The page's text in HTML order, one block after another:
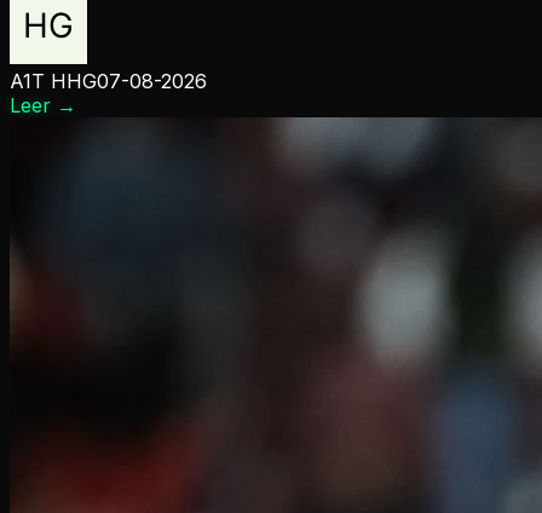
A1T HHG07-08-2026
Leer →